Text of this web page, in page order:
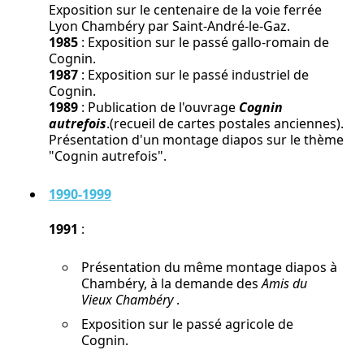
Exposition sur le centenaire de la voie ferrée
Lyon Chambéry par Saint-André-le-Gaz.
1985 : Exposition sur le passé gallo-romain de
Cognin.
1987 : Exposition sur le passé industriel de
Cognin.
1989 : Publication de l'ouvrage Cognin
autrefois.(recueil de cartes postales anciennes).
Présentation d'un montage diapos sur le thème
"Cognin autrefois".
1990-1999
1991 :
Présentation du même montage diapos à
Chambéry, à la demande desAmis du
Vieux Chambéry.
Exposition sur le passé agricole de
Cognin.